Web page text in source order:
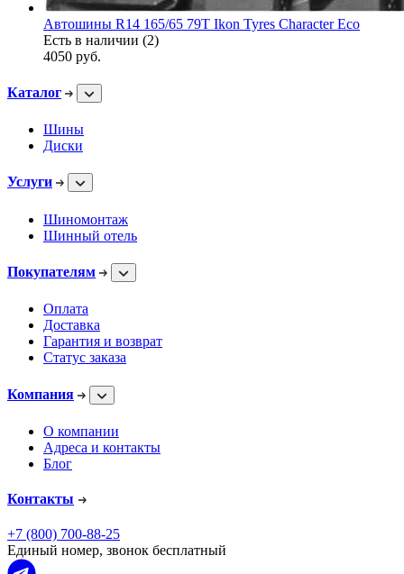
Автошины R14 165/65 79T Ikon Tyres Character Eco
Есть в наличии (2)
4050 руб.
Каталог
Шины
Диски
Услуги
Шиномонтаж
Шинный отель
Покупателям
Оплата
Доставка
Гарантия и возврат
Статус заказа
Компания
О компании
Адреса и контакты
Блог
Контакты
+7 (800) 700-88-25
Единый номер, звонок бесплатный